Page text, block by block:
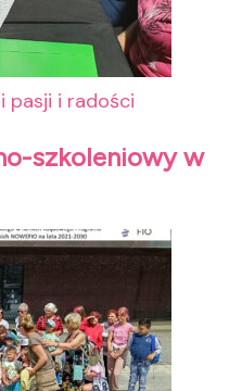
pasji i radości
szkoleniowy w